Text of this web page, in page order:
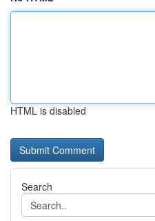
HTML is disabled
Search